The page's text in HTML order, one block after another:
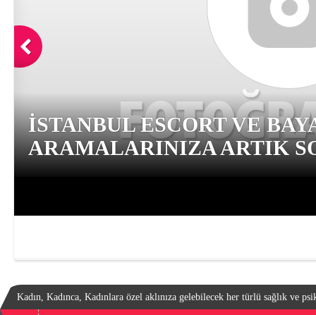
İSTANBUL ESCORT VE
ARAMALARINIZA ARTIK
Kadın, Kadınca, Kadınlara özel aklınıza gelebilecek her türlü sağlık ve